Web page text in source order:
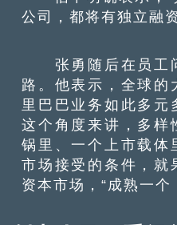
公司，都将有独立融
张勇随后在员工
路。他表示，全球的
里巴巴业务如此多元
这个角度来讲，多样
锅里、一个上市载体
市场接受的条件，就
资本市场，“成熟一个